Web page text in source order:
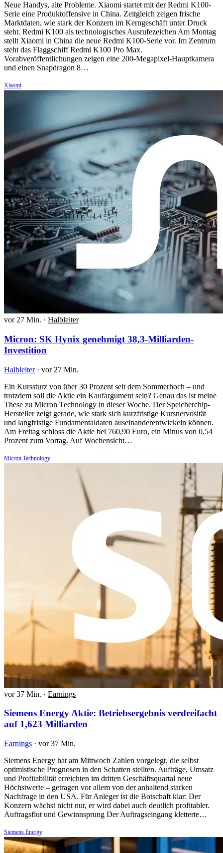
Neue Handys, alte Probleme. Xiaomi startet mit der Redmi K100-
Serie eine Produktoffensive in China. Zeitgleich zeigen frische
Marktdaten, wie stark der Konzern im Kerngeschäft unter Druck
steht. Redmi K100 als technologisches Ausrufezeichen Am Montag
stellt Xiaomi in China die neue Redmi K100-Serie vor. Im Zentrum
steht das Flaggschiff Redmi K100 Pro Max.
Vorabveröffentlichungen zeigen eine 200-Megapixel-Hauptkamera
und einen Snapdragon 8…
Xiaomi
vor 27 Min. · Halbleiter
Micron: SK Hynix genehmigt 38,3-Milliarden-
Investition
Halbleiter · vor 27 Min.
Ein Kurssturz von über 30 Prozent seit dem Sommerhoch – und
trotzdem soll die Aktie ein Kaufargument sein? Genau das ist meine
These zu Micron Technology in dieser Woche. Der Speicherchip-
Hersteller zeigt gerade, wie stark sich kurzfristige Kursnervosität
und langfristige Fundamentaldaten auseinanderentwickeln können.
Am Freitag schloss die Aktie bei 760,90 Euro, ein Minus von 0,54
Prozent zum Vortag. Auf Wochensicht…
Micron Technology
vor 37 Min. · Earnings
Siemens Energy Aktie: Betriebsergebnis verdreifacht
auf 1,623 Milliarden
Earnings · vor 37 Min.
Siemens Energy hat am Mittwoch Zahlen vorgelegt, die selbst
optimistische Prognosen in den Schatten stellten. Aufträge, Umsatz
und Profitabilität erreichten im dritten Geschäftsquartal neue
Höchstwerte – getragen vor allem von der anhaltend starken
Nachfrage in den USA. Für Anleger ist die Botschaft klar: Der
Konzern wächst nicht nur, er wird dabei auch deutlich profitabler.
Auftragsflut und Gewinnsprung Der Auftragseingang kletterte…
Siemens Energy